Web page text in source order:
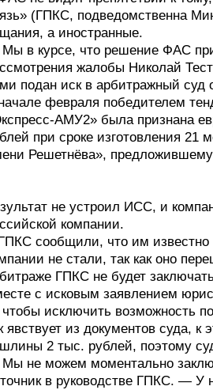
(ГПКС, подведомственна
а иностранные.
в курсе, что решение ФАС
жалобы Николай
подан иск в арбитражный суд
февраля победителем
АМУ2» была признана
при сроке изготовления
Решетнёва»,
не устроил ИСС, и
компании.
сообщили, что им известно
не стали, так как оно
ГПКС не будет
с исковым заявлением
исключить возможность
явствует из документов суда,
2 тыс. рублей, поэтому
не можем моментально
в руководстве ГПКС. — У